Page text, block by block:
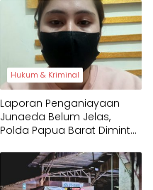
Hukum & Kriminal
Laporan Penganiayaan
Junaeda Belum Jelas,
Polda Papua Barat Diminta